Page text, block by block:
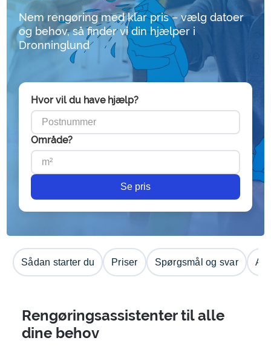
Nem rengøring med klar pris – vælg datoer
og behov, så finder vi din hjælper i
Dronninglund
Hvor vil du have hjælp?
Område?
Se pris
Sådan starter du Priser Spørgsmål og svar
Rengøringsassistenter til alle
dine behov